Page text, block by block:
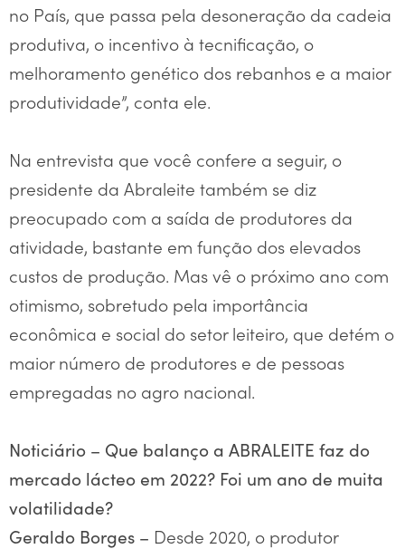
no País, que passa pela desoneração da cadeia
produtiva, o incentivo à tecnificação, o
melhoramento genético dos rebanhos e a maior
produtividade”, conta ele.
Na entrevista que você confere a seguir, o
presidente da Abraleite também se diz
preocupado com a saída de produtores da
atividade, bastante em função dos elevados
custos de produção. Mas vê o próximo ano com
otimismo, sobretudo pela importância
econômica e social do setor leiteiro, que detém o
maior número de produtores e de pessoas
empregadas no agro nacional.
Noticiário – Que balanço a ABRALEITE faz do
mercado lácteo em 2022? Foi um ano de muita
volatilidade?
Geraldo Borges – Desde 2020, o produtor